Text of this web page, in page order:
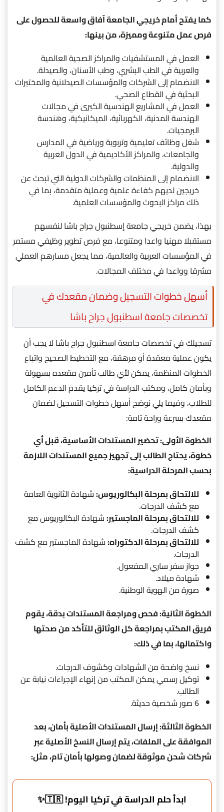
كما يفتح أمام خريجي الجامعة آفاق واسعة للحصول على
فرص عمل متنوعة ومميزة، من بينها:
العمل في المستشفيات والمراكز الصحية العالمية
والعربية في الطب البشري، وطب الأسنان، والصيدلة.
الانضمام إلى الشركات والمؤسسات الصيدلانية والمختبرات
البحثية في القطاع الصحي.
العمل في المشاريع الهندسية الكبرى في مجالات
الهندسة المدنية، الكهربائية، الميكانيكية، وهندسة
البرمجيات.
شغل وظائف تعليمية وتربوية ورياضية في المدارس
والجامعات، والمراكز الأكاديمية في الدول العربية
والدولية.
الانضمام إلى المنظمات والشركات الدولية التي تبحث عن
خريجين لديهم كفاءة علمية وعملية متقدمة، بما في
ذلك مراكز البحوث والمؤسسات العلمية.
بهذا، يضمن خريجي جامعة إسطنبول جراح باشا لنفسهم
مستقبلا مهنيا واعدا ومتنوعا، مع فرص تطوير وظيفي مستمر
في المؤسسات العربية والعالمية، مما يجعل مسارهم العملي
مشرقا وواعدا في مختلف المجالات.
أسهل خطوات التسجيل وضمان مقعدك في
تخصصات جامعة اسطنبول جراح باشا
تسجيلك في تخصصات جامعة اسطنبول جراح باشا لا يجب أن
يكون عملية معقدة أو مرهقة، مع التخطيط الصحيح واتباع
الخطوات المنظمة، يمكن لأي طالب تأمين مقعده بسهولة
وبأمان كامل، ومكتب الدراسة في تركيا يقدم الدعم الكامل
للطلاب، وفيما يلي نوضح أسهل خطوات التسجيل لضمان
مقعدك بسرعة وراحة تامة:
الخطوة الأولى: تحضير المستندات الأساسية، قبل أي
خطوة، يحتاج الطالب إلى تجهيز جميع المستندات اللازمة
بحسب المرحلة الدراسية:
للالتحاق بمرحلة البكالوريوس:شهادة الثانوية العامة
مع كشف الدرجات.
للالتحاق بمرحلة الماجستير:شهادة البكالوريوس مع
كشف الدرجات.
للالتحاق بمرحلة الدكتوراه:شهادة الماجستير مع كشف
الدرجات.
جواز سفر ساري المفعول.
شهادة ميلاد.
صورة من الهوية الوطنية.
الخطوة الثانية: فحص ومراجعة المستندات بدقة، يقوم
فريق المكتب بمراجعة كل الوثائق للتأكد من صحتها
واكتمالها، بما في ذلك:
نسخ واضحة من الشهادات وكشوف الدرجات.
توكيل رسمي يمكن المكتب من إنهاء الإجراءات نيابة عن
الطالب.
6 صور شخصية حديثة.
الخطوة الثالثة: إرسال المستندات الأصلية بأمان، بعد
الموافقة على الملفات، يتم إرسال النسخ الأصلية عبر
شركات شحن موثوقة لضمان وصولها بأمان تام، مثل:
ابدأ حلم الدراسة في تركيا اليوم! 🇹🇷✨